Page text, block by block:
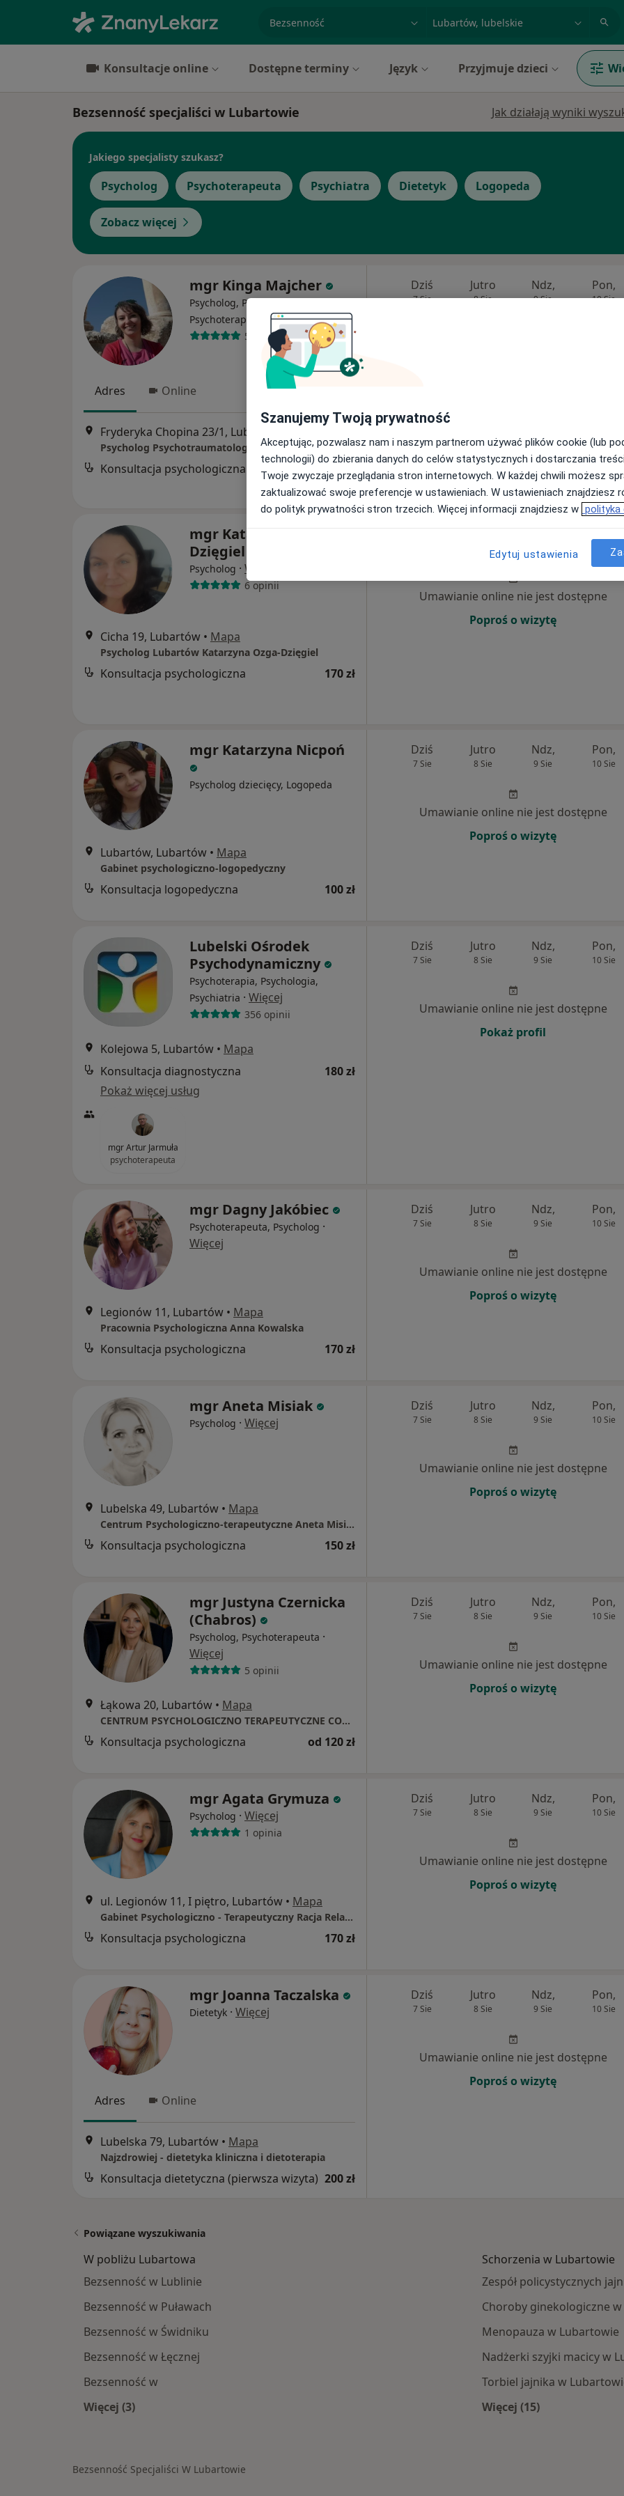
specjalizacja, badanie lub nazwiskomiasto lub dzielnica
Konsultacje online Dostępne terminy Język Przyjmuje dzieci
Bezsenność specjaliści w Lubartowie Jak działają wyniki
Jakiego specjalisty szukasz?
Psycholog Psychoterapeuta Psychiatra Dietetyk Logopeda
Zobacz więcej
mgr Kinga Majcher
Psycholog, Psychotraumatolog,
Psychoterapeuta
·Więcej
52 opinie
Adres Online
Fryderyka Chopina 23/1, Lubartów
Psycholog Psychotraumatolog Kinga Majcher
Konsultacja psychologiczna 200 zł
Dziś
7 Sie
Jutro
8 Sie
Ndz,
9 Sie
Pon,
10 Sie
mgr Katarzyna Ozga-
Dzięgiel
Psycholog · Więcej
6 opinii
Cicha 19, Lubartów • Mapa
Psycholog Lubartów Katarzyna Ozga-Dzięgiel
Konsultacja psychologiczna 170 zł
8 Sie 10 Sie
Umawianie online nie jest dostępne
Poproś o wizytę
mgr Katarzyna Nicpoń
Psycholog dziecięcy, Logopeda
Lubartów, Lubartów • Mapa
Gabinet psychologiczno-logopedyczny
Konsultacja logopedyczna 100 zł
Dziś
7 Sie
Jutro
8 Sie
Ndz,
9 Sie
Pon,
10 Sie
Umawianie online nie jest dostępne
Poproś o wizytę
Lubelski Ośrodek
Psychodynamiczny
Psychoterapia, Psychologia,
Psychiatria · Więcej
356 opinii
Kolejowa 5, Lubartów • Mapa
Konsultacja diagnostyczna
180 zł
Pokaż więcej usług
mgr Artur Jarmuła
psychoterapeuta
Dziś
7 Sie
Jutro
8 Sie
Ndz,
9 Sie
Pon,
10 Sie
Umawianie online nie jest dostępne
Pokaż profil
mgr Dagny Jakóbiec
Psychoterapeuta, Psycholog ·
Więcej
Legionów 11, Lubartów • Mapa
Pracownia Psychologiczna Anna Kowalska
Konsultacja psychologiczna 170 zł
Dziś
7 Sie
Jutro
8 Sie
Ndz,
9 Sie
Pon,
10 Sie
Umawianie online nie jest dostępne
Poproś o wizytę
mgr Aneta Misiak
Psycholog · Więcej
Lubelska 49, Lubartów • Mapa
Centrum Psychologiczno-terapeutyczne Aneta Misiak
Konsultacja psychologiczna 150 zł
Dziś
7 Sie
Jutro
8 Sie
Ndz,
9 Sie
Pon,
10 Sie
Umawianie online nie jest dostępne
Poproś o wizytę
mgr Justyna Czernicka
(Chabros)
Psycholog, Psychoterapeuta ·
Więcej
5 opinii
Łąkowa 20, Lubartów • Mapa
CENTRUM PSYCHOLOGICZNO TERAPEUTYCZNE COMPOS MENTIS JUSTYNA CZERNICKA
Konsultacja psychologiczna od 120 zł
Dziś
7 Sie
Jutro
8 Sie
Ndz,
9 Sie
Pon,
10 Sie
Umawianie online nie jest dostępne
Poproś o wizytę
mgr Agata Grymuza
Psycholog · Więcej
1 opinia
ul. Legionów 11, I piętro, Lubartów • Mapa
Gabinet Psychologiczno - Terapeutyczny Racja Relacja, Lubartów
Konsultacja psychologiczna 170 zł
Dziś
7 Sie
Jutro
8 Sie
Ndz,
9 Sie
Pon,
10 Sie
Umawianie online nie jest dostępne
Poproś o wizytę
mgr Joanna Taczalska
Dietetyk · Więcej
Adres Online
Lubelska 79, Lubartów • Mapa
Najzdrowiej - dietetyka kliniczna i dietoterapia
Konsultacja dietetyczna (pierwsza wizyta) 200 zł
Dziś
7 Sie
Jutro
8 Sie
Ndz,
9 Sie
Pon,
10 Sie
Umawianie online nie jest dostępne
Poproś o wizytę
Powiązane wyszukiwania
W pobliżu Lubartowa
Bezsenność w Lublinie
Bezsenność w Puławach
Bezsenność w Świdniku
Bezsenność w Łęcznej
Bezsenność w
Więcej (3)
Schorzenia w Lubartowie
Zespół policystycznych
Choroby ginekologiczne
Menopauza w Lubartowie
Nadżerki szyjki macicy w
Torbiel jajnika w
Więcej (15)
Bezsenność Specjaliści W Lubartowie
Szanujemy Twoją prywatność
Akceptując, pozwalasz nam i naszym partnerom używać plików cookie (lub
technologii) do zbierania danych do celów statystycznych i dostarczania
Twoje zwyczaje przeglądania stron internetowych. W każdej chwili możesz
zaktualizować swoje preferencje w ustawieniach. W ustawieniach znajdziesz
do polityk prywatności stron trzecich. Więcej informacji znajdziesz w polityka
Edytuj ustawienia